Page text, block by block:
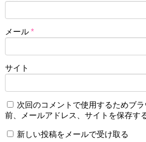
メール *
サイト
次回のコメントで使用するためブ
前、メールアドレス、サイトを保存する
新しい投稿をメールで受け取る